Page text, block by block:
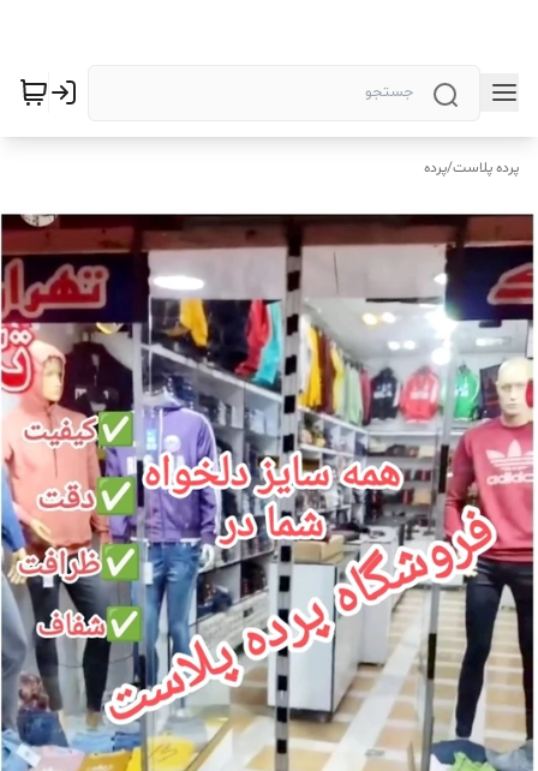
پرده پلاست/پرده